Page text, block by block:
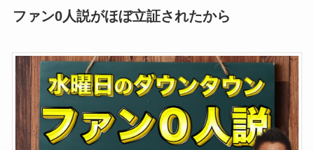
ファン0人説がほぼ立証されたから